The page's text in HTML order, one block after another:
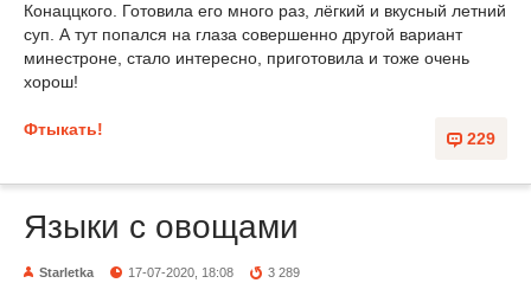
Конаццкого. Готовила его много раз, лёгкий и вкусный летний
суп. А тут попался на глаза совершенно другой вариант
минестроне, стало интересно, приготовила и тоже очень
хорош!
229
Фтыкать!
Языки с овощами
Starletka 17-07-2020, 18:08 3 289